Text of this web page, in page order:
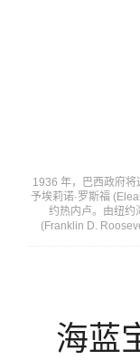
1936 年，巴西政府
予埃莉诺·罗斯福
约热内卢。由纽约
(Franklin D.
海蓝